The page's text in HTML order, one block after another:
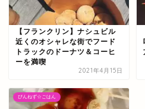
【フランクリン】ナシュビル
近くのオシャレな街でフード
トラックのドーナツ＆コーヒ
ーを満喫
2021年4月15日
ぴんねず☆ごはん